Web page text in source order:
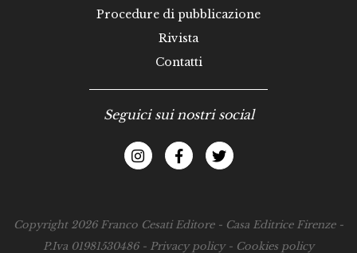
Procedure di pubblicazione
Rivista
Contatti
Seguici sui nostri social
Copyright 2026 Franco Cesati Editore - Casa Editrice Firenze -
P.Iva 01981530486 - Privacy policy- Cookies policy